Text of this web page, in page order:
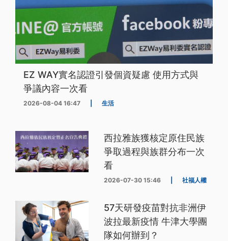
EZ WAY實名認證引發個資疑慮 使用方式與
爭議內容一次看
2026-08-04 16:47 生活
西拉雅族獲核定原住民族
爭取過程與族群分布一次
看
2026-07-30 15:46 社福人權
57天研發疫苗對抗非洲伊
波拉最新疫情 牛津大學團
隊如何辦到？